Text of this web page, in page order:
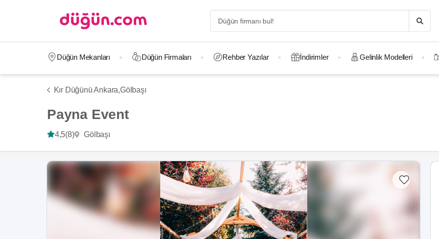
Düğün Mekanları Düğün Firmaları Rehber Yazılar İndirimler Gelinlik Modelleri
Kır Düğünü Ankara,Gölbaşı
Payna Event
4,5(8) Gölbaşı